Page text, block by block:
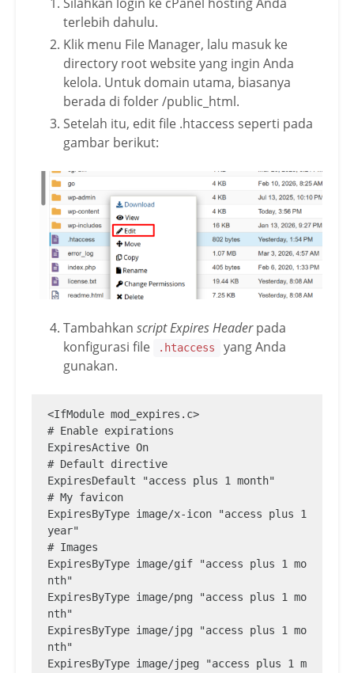
terlebih dahulu.
Klik menu File Manager, lalu masuk ke
directory root website yang ingin Anda
kelola. Untuk domain utama, biasanya
berada di folder /public_html.
Setelah itu, edit file .htaccess seperti pada
gambar berikut:
Tambahkan script Expires Headerpada
konfigurasi file
.htaccess
yang Anda
gunakan.
<IfModule mod_expires.c>
# Enable expirations
ExpiresActive On
# Default directive
ExpiresDefault "access plus 1 month"
# My favicon
ExpiresByType image/x-icon "access plus 1
year"
# Images
ExpiresByType image/gif "access plus 1 mo
nth"
ExpiresByType image/png "access plus 1 mo
nth"
ExpiresByType image/jpg "access plus 1 mo
nth"
ExpiresByType image/jpeg "access plus 1 m